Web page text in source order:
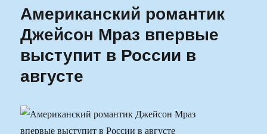
Американский романтик
Джейсон Мраз впервые
выступит в России в
августе